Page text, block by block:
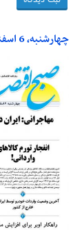
چهارشنبه، 6 اسفند 1404